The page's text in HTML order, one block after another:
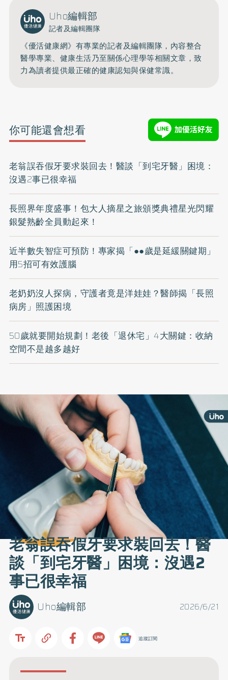
Uho編輯部
記者及編輯團隊
《優活健康網》有專業的記者及編輯團隊，內容整合
醫學專業、健康生活乃至關係心理學等相關文章，致
力為讀者提供最正確的健康認知與保健常識。
你可能還會想看
老翁誤吞假牙要求裝回去！醫談「到宅牙醫」困境：
沒遇2事已很幸福
長照界年度盛事！包大人摘星之旅頒獎典禮星光閃耀
銀髮熟齡全員動起來！
近半數失智症可預防！專家揭「●●歲是延緩關鍵期」
用5招可有效護腦
老奶奶沒人探病，守護者竟是洋娃娃？醫師揭「長照
病房」照護困境
50歲就要開始規劃！老後「退休宅」4大關鍵：收納
空間不是越多越好
老翁誤吞假牙要求裝回去！醫
談「到宅牙醫」困境：沒遇2
事已很幸福
2026/6/21
Uho編輯部
追蹤訂閱